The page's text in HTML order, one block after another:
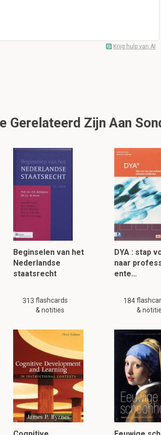
Krijg hulp van AI
Gerelateerd Zijn Aan
Beginselen van het
Nederlandse
staatsrecht
313 flashcards
& notities
DYA : stap
naar
ente…
184
&